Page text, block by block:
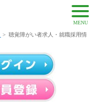
MENU
> 聴覚障がい者求人・就職採用情